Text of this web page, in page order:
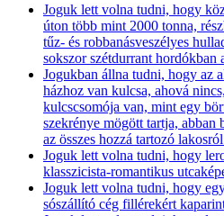
Joguk lett volna tudni, hogy
úton több mint 2000 tonna,
tűz- és robbanásveszélyes
sokszor szétdurrant hordókban
Jogukban állna tudni, hogy az
házhoz van kulcsa, ahová
kulcscsomója van, mint egy
szekrénye mögött tartja,
az összes hozzá tartozó
Joguk lett volna tudni, hogy
klasszicista-romantikus
Joguk lett volna tudni, hogy
sószállító cég fillérekért